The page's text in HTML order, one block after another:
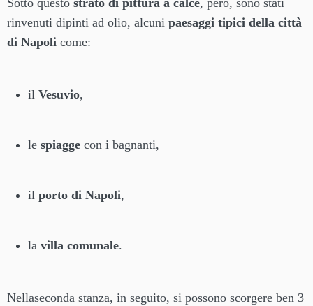
Sotto questo strato di pittura a calce, però, sono stati
rinvenuti dipinti ad olio, alcuni paesaggi tipici della città
di Napoli come:
il Vesuvio,
le spiagge con i bagnanti,
il porto di Napoli,
la villa comunale.
Nellaseconda stanza, in seguito, si possono scorgere ben 3